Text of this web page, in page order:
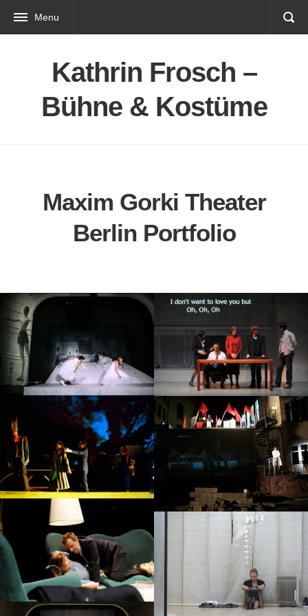
Menu
Kathrin Frosch –
Bühne & Kostüme
Maxim Gorki Theater
Berlin Portfolio